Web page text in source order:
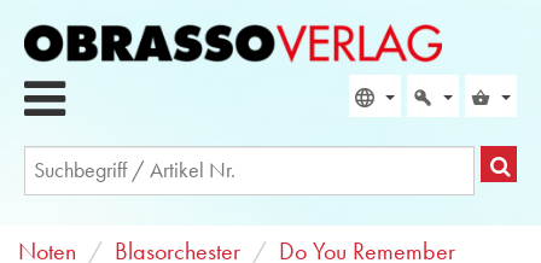
Noten Blasorchester Do You Remember